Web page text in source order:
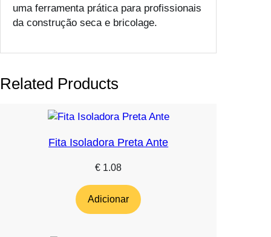
uma ferramenta prática para profissionais
da construção seca e bricolage.
Related Products
Fita Isoladora Preta Ante
€ 1.08
Adicionar